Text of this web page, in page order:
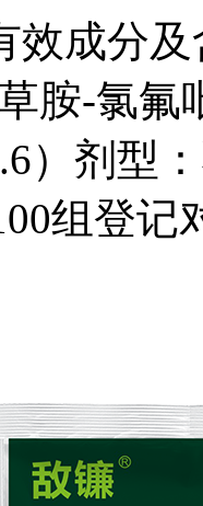
效成分
胺-氯
）剂型
组登记